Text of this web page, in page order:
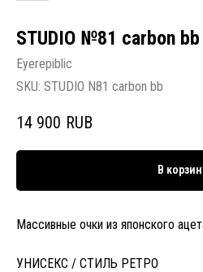
STUDIO №81 carbon bb
Eyerepiblic
SKU: STUDIO N81 carbon bb
14 900 RUB
В
Массивные очки из японского
УНИСЕКС / СТИЛЬ РЕТРО